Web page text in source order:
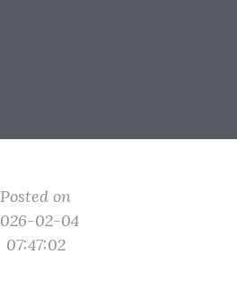
Posted on
02-04
07:47:02